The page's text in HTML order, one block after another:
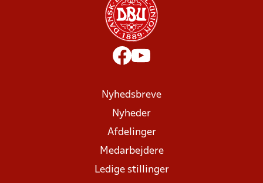
Nyhedsbreve
Nyheder
Afdelinger
Medarbejdere
Ledige stillinger